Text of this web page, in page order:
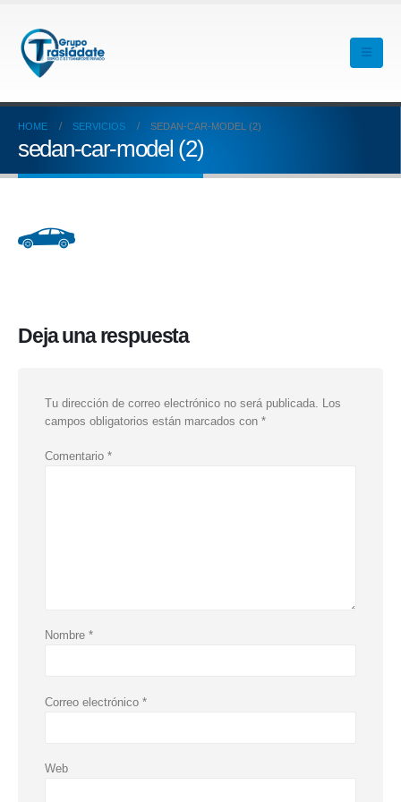
HOME SERVICIOS SEDAN-CAR-MODEL (2)
sedan-car-model (2)
Deja una respuesta
Tu dirección de correo electrónico no será publicada. Los
campos obligatorios están marcados con *
Comentario *
Nombre *
Correo electrónico *
Web